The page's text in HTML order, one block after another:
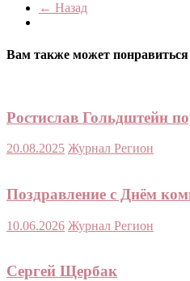
← Назад
Вам также может понравиться
Ростислав Гольдштейн
20.08.2025 Журнал Регион
Поздравление с Днём
10.06.2026 Журнал Регион
Сергей Щербак